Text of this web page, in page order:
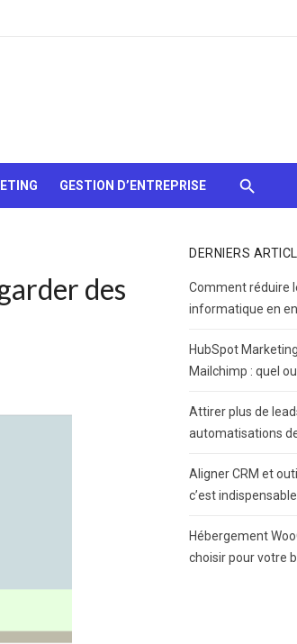
chocolats…
tomber !
GESTION D’ENTREPRISE
des
DERNIERS
Comment réduire
informatique en
HubSpot
Mailchimp : quel
Attirer plus de
automatisations
Aligner CRM et
c’est
Hébergement
choisir pour votre